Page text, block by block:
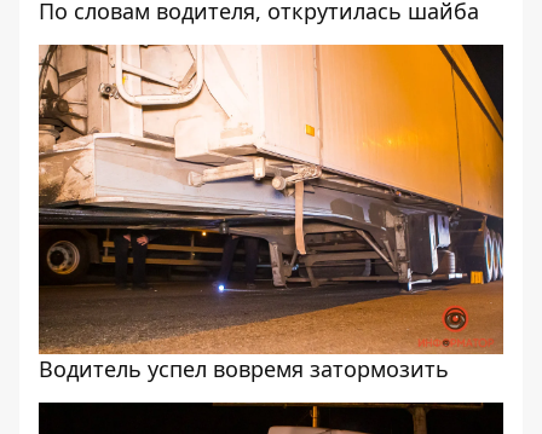
По словам водителя, открутилась шайба
Водитель успел вовремя затормозить